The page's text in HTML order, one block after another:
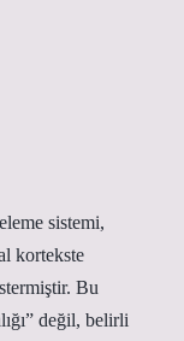
sistemi,
kortekste
Bu
değil, belirli